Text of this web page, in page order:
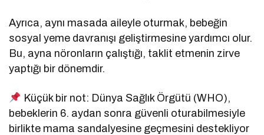
Ayrıca, aynı masada aileyle oturmak, bebeğin
sosyal yeme davranışı geliştirmesine yardımcı olur.
Bu, ayna nöronların çalıştığı, taklit etmenin zirve
yaptığı bir dönemdir.
Küçük bir not: Dünya Sağlık Örgütü (WHO),
bebeklerin 6. aydan sonra güvenli oturabilmesiyle
birlikte mama sandalyesine geçmesini destekliyor